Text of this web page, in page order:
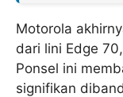
Motorola
dari lini Edge
Ponsel ini
signifikan